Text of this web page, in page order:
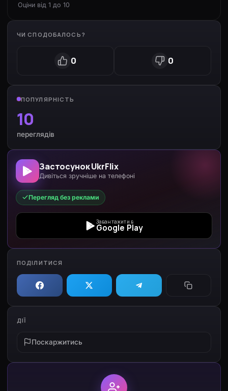
Оціни від 1 до 10
ЧИ СПОДОБАЛОСЬ?
0 0
ПОПУЛЯРНІСТЬ
10
переглядів
Застосунок UkrFlix
Дивіться зручніше на телефоні
Перегляд без реклами
Завантажити в
Google Play
ПОДІЛИТИСЯ
ДІЇ
Поскаржитись